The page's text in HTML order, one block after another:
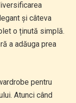
și câteva
o ținută simplă.
a adăuga prea
pentru
Atunci când